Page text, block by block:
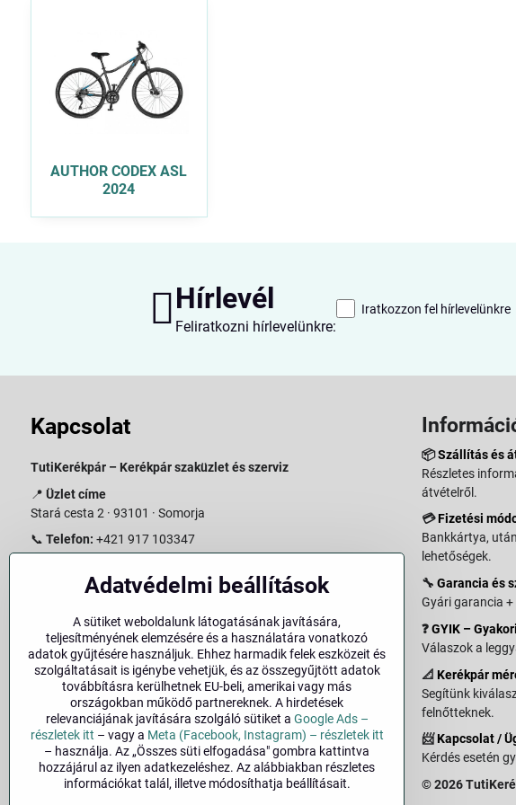
AUTHOR CODEX ASL
2024
Hírlevél
Feliratkozni hírlevelünkre:
Iratkozzon fel hírlevelünkre
Kapcsolat
TutiKerékpár – Kerékpár szaküzlet és szerviz
📍 Üzlet címe
Stará cesta 2 · 93101 · Somorja
📞 Telefon: +421 917 103347
Nyitvatartás:
Hétfő–Péntek: 09:00–15:00
Szombat: 09:00–11:00
Vasárnap: Zárva
Bolt megtekintése a térképen(Google Maps link)
📦Szállítás és
Részletes
átvételről.
💳Fizetési
Bankkártya,
lehetőségek.
🔧 Garancia és
Gyári garancia
❓GYIK –
Válaszok a
📐 Kerékpár
Segítünk
felnőtteknek.
📨Kapcsolat /
Kérdés esetén
© 2026
Adatvédelmi beállítások
A sütiket weboldalunk látogatásának javítására,
teljesítményének elemzésére és a használatára vonatkozó
adatok gyűjtésére használjuk. Ehhez harmadik felek eszközeit és
szolgáltatásait is igénybe vehetjük, és az összegyűjtött adatok
továbbításra kerülhetnek EU-beli, amerikai vagy más
országokban működő partnereknek. A hirdetések
relevanciájának javítására szolgáló sütiket a Google Ads –
részletek itt – vagy a Meta (Facebook, Instagram) – részletek itt
– használja. Az „Összes süti elfogadása" gombra kattintva
hozzájárul az ilyen adatkezeléshez. Az alábbiakban részletes
információkat talál, illetve módosíthatja beállításait.